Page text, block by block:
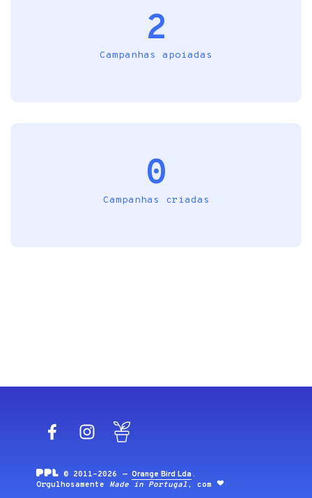
2
Campanhas apoiadas
0
Campanhas criadas
FacebookInstagram
© 2011-2026 —Orange Bird Lda .
Orgulhosamente Made in Portugal , com